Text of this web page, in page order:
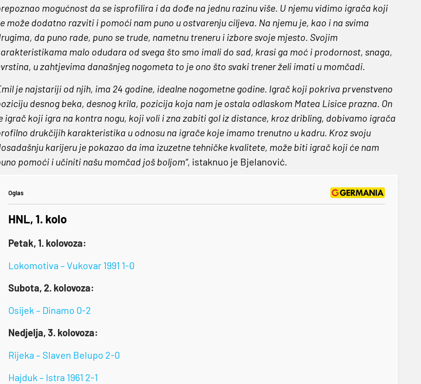
mogućnost da se isprofilira i da dođe na jednu razinu više. U njemu vidimo igrača koji
može dodatno razviti i pomoći nam puno u ostvarenju ciljeva. Na njemu je, kao i na svima
da puno rade, puno se trude, nametnu treneru i izbore svoje mjesto. Svojim
malo odudara od svega što smo imali do sad, krasi ga moć i prodornost, snaga,
u zahtjevima današnjeg nogometa to je ono što svaki trener želi imati u momčadi.
je najstariji od njih, ima 24 godine, idealne nogometne godine. Igrač koji pokriva prvenstveno
desnog beka, desnog krila, pozicija koja nam je ostala odlaskom Matea Lisice prazna. On
igrač koji igra na kontra nogu, koji voli i zna zabiti gol iz distance, kroz dribling, dobivamo igrača
drukčijih karakteristika u odnosu na igrače koje imamo trenutno u kadru. Kroz svoju
karijeru je pokazao da ima izuzetne tehničke kvalitete, može biti igrač koji će nam
pomoći i učiniti našu momčad još boljom“, istaknuo je Bjelanović.
Oglas
HNL, 1. kolo
Petak, 1. kolovoza:
Lokomotiva – Vukovar 1991 1-0
Subota, 2. kolovoza:
Osijek – Dinamo 0-2
Nedjelja, 3. kolovoza:
Rijeka – Slaven Belupo 2-0
Hajduk – Istra 1961 2-1